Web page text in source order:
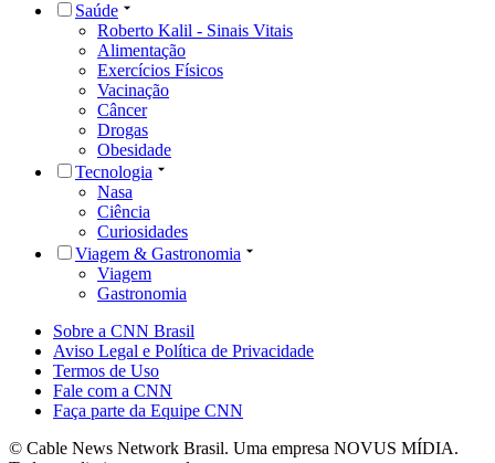
Saúde
Roberto Kalil - Sinais Vitais
Alimentação
Exercícios Físicos
Vacinação
Câncer
Drogas
Obesidade
Tecnologia
Nasa
Ciência
Curiosidades
Viagem & Gastronomia
Viagem
Gastronomia
Sobre a CNN Brasil
Aviso Legal e Política de Privacidade
Termos de Uso
Fale com a CNN
Faça parte da Equipe CNN
© Cable News Network Brasil. Uma empresa NOVUS MÍDIA.